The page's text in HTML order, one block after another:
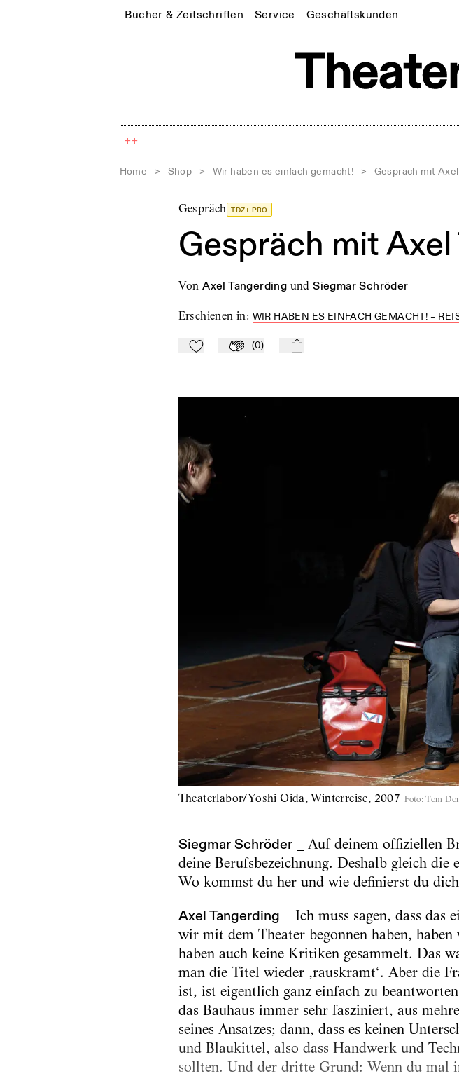
Bücher & Zeitschriften Service Geschäftskunden
++
Home > Shop > Wir haben es einfach gemacht! > Gespräch mit
Gespräch TDZ+ PRO
Gespräch mit
von Axel Tangerding und Siegmar Schröder
Erschienen in: WIR HABEN ES EINFACH GEMACHT! –
Zu Mein-TdZ hinzufügen
Applaudieren
(0) mail
Theaterlabor/Yoshi Oida, Winterreise, 2007 Foto: Tom
Siegmar Schröder_ Auf deinem offiziellen
deine Berufsbezeichnung. Deshalb gleich die
Wo kommst du her und wie definierst du
Axel Tangerding _ Ich muss sagen, dass
wir mit dem Theater begonnen haben,
haben auch keine Kritiken gesammelt. Das
man die Titel wieder ‚rauskramt‘. Aber die
ist, ist eigentlich ganz einfach zu
das Bauhaus immer sehr fasziniert, aus
seines Ansatzes; dann, dass es keinen
und Blaukittel, also dass Handwerk und
sollten. Und der dritte Grund: Wenn du mal